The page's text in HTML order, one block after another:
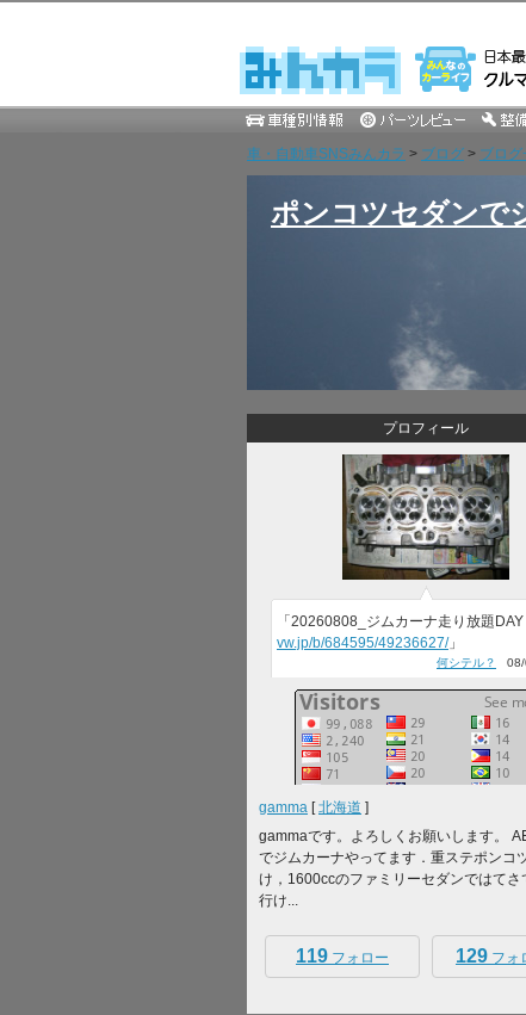
車・自動車SNSみんカラ > ブログ > ブロ
ポンコツセダンで
プロフィール
「20260808_ジムカーナ走り放題DAY
vw.jp/b/684595/49236627/」
何シテル？ 08/
gamma [北海道 ]
gammaです。よろしくお願いします。
でジムカーナやってます．重ステポンコ
け，1600ccのファミリーセダンではてさ
行け...
119 フォロー 129 フォ